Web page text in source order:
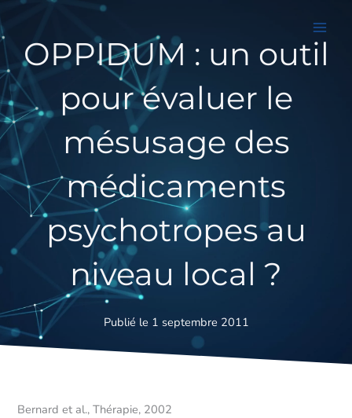
au
contenuOPPIDUM : un outil
pour évaluer le
mésusage des
médicaments
psychotropes au
niveau local ?
Publié le 1 septembre 2011
Bernard et al., Thérapie, 2002